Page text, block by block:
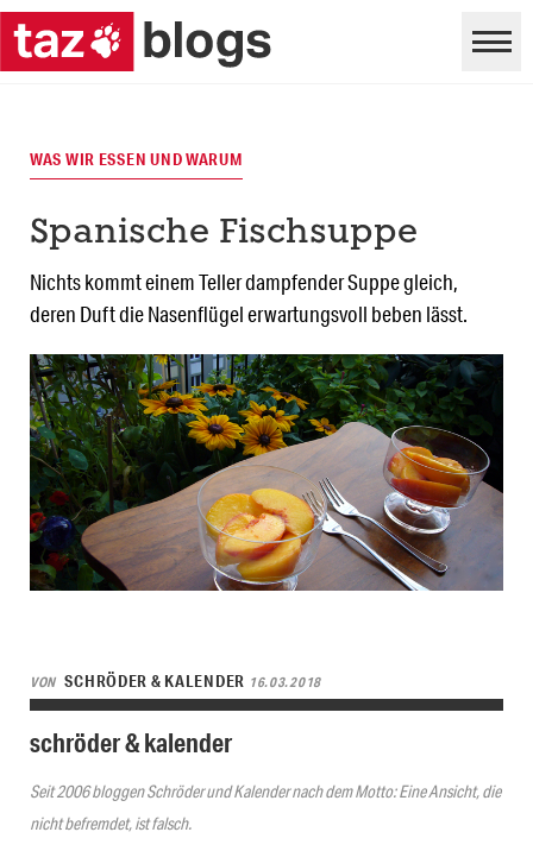
WAS WIR ESSEN UND WARUM
Spanische Fischsuppe
Nichts kommt einem Teller dampfender Suppe gleich,
deren Duft die Nasenflügel erwartungsvoll beben lässt.
VON SCHRÖDER & KALENDER 16.03.2018
schröder & kalender
Seit 2006 bloggen Schröder und Kalender nach dem Motto: Eine Ansicht, die
nicht befremdet, ist falsch.